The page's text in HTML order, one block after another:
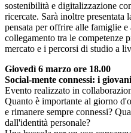
sostenibilità e digitalizzazione
ricercate. Sarà inoltre presentata
pensata per offrire alle famiglie
collegamento tra le competenze
mercato e i percorsi di studio a
Giovedì 6 marzo ore 18.00
Social-mente connessi: i
Evento realizzato in
Quanto è importante al giorno
e rimanere sempre connessi?
dall'identità personale?